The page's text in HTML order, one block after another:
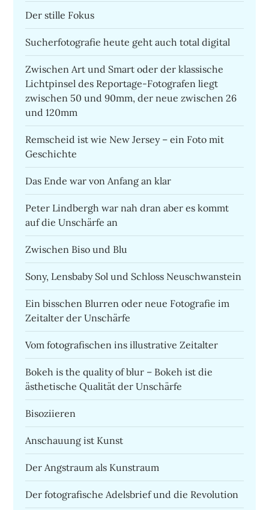
Der stille Fokus
Sucherfotografie heute geht auch total digital
Zwischen Art und Smart oder der klassische
Lichtpinsel des Reportage-Fotografen liegt
zwischen 50 und 90mm, der neue zwischen 26
und 120mm
Remscheid ist wie New Jersey – ein Foto mit
Geschichte
Das Ende war von Anfang an klar
Peter Lindbergh war nah dran aber es kommt
auf die Unschärfe an
Zwischen Biso und Blu
Sony, Lensbaby Sol und Schloss Neuschwanstein
Ein bisschen Blurren oder neue Fotografie im
Zeitalter der Unschärfe
Vom fotografischen ins illustrative Zeitalter
Bokeh is the quality of blur – Bokeh ist die
ästhetische Qualität der Unschärfe
Bisoziieren
Anschauung ist Kunst
Der Angstraum als Kunstraum
Der fotografische Adelsbrief und die Revolution